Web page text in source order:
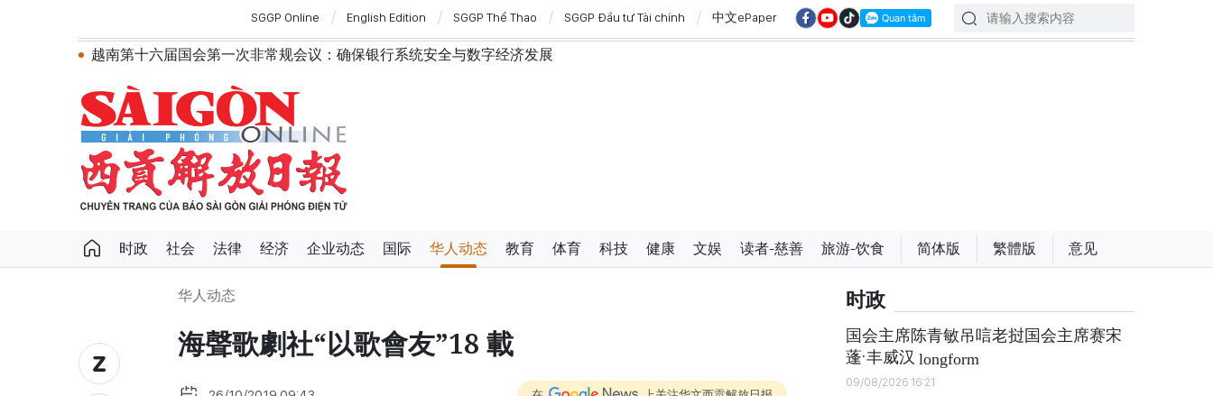
SGGP Online English Edition SGGP Thể Thao SGGP Đầu tư Tài chính 中文ePaper
越南第十六届国会第一次非常规会议：确保银行系统安全与数字经济发展
为进一步深化越澳关系注入新动力
外交部长黎怀忠：让东盟不仅适应时代，更主动塑造未来并有效发挥作用
国会第一次非常规会议：公开特殊政策适用范围内的2027年APEC领导人会议配套服务项目工程认定标准
越南第十六届国会第一次非常规会议：简化行政手续但不削弱监管责任
越南国会主席陈青敏会见美国驻越南大使詹妮弗·威克斯
越南共产党中央总书记、国家主席苏林将对澳大利亚和新西兰进行国事访问
政府总理黎明兴：网络安全必须做到“维护系统”与“保护人员”紧密结合
时政
社会 法律 经济 企业动态 国际 华人动态 教育 体育 科技 健康 文娱 读者-慈善 旅游-饮食 简体版 繁體版 意见
华人动态
海聲歌劇社“以歌會友”18 載
时政
国会主席陈青敏吊唁老挝国会主席赛宋
蓬·丰威汉 longform
09/08/2026 16:21